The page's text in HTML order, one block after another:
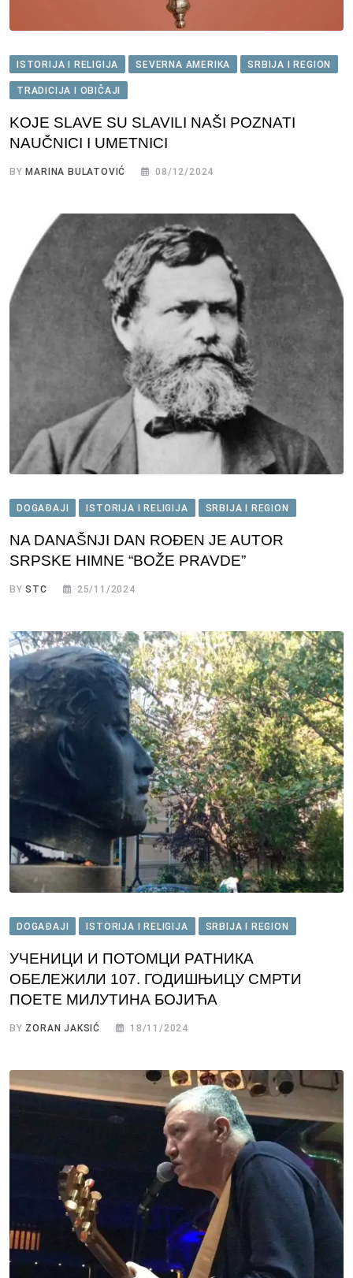
ISTORIJA I RELIGIJA SEVERNA AMERIKA SRBIJA I REGION
TRADICIJA I OBIČAJI
KOJE SLAVE SU SLAVILI NAŠI POZNATI
NAUČNICI I UMETNICI
BYMARINA BULATOVIĆ 08/12/2024
DOGAĐAJI ISTORIJA I RELIGIJA SRBIJA I REGION
NA DANAŠNJI DAN ROĐEN JE AUTOR
SRPSKE HIMNE “BOŽE PRAVDE”
BYSTC 25/11/2024
DOGAĐAJI ISTORIJA I RELIGIJA SRBIJA I REGION
УЧЕНИЦИ И ПОТОМЦИ РАТНИКА
ОБЕЛЕЖИЛИ 107. ГОДИШЊИЦУ СМРТИ
ПОЕТЕ МИЛУТИНА БОЈИЋА
BY ZORAN JAKSIĆ 18/11/2024